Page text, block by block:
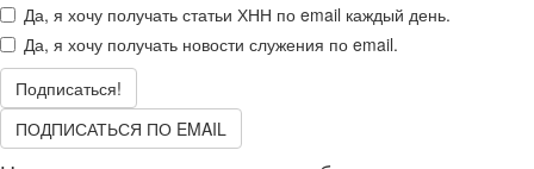
Да, я хочу получать статьи ХНН по email каждый день.
Да, я хочу получать новости служения по email.
Подписаться!
ПОДПИСАТЬСЯ ПО EMAIL